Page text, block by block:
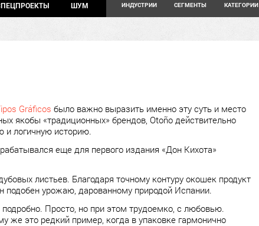
ШУМ ИНДУСТРИИ СЕГМЕНТЫ КАТЕГОРИИ
Gráficos было важно выразить именно эту суть и место
якобы «традиционных» брендов, Otoño действительно
и логичную историю.
еще для первого издания «Дон Кихота»
листьев. Благодаря точному контуру окошек продукт
подобен урожаю, дарованному природой Испании.
Просто, но при этом трудоемко, с любовью.
же это редкий пример, когда в упаковке гармонично